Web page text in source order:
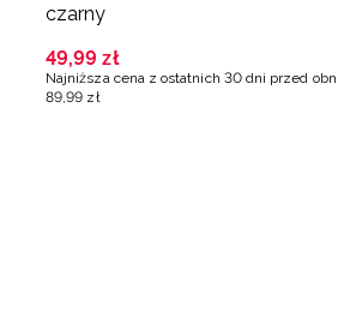
czarny
49,99 zł
Najniższa cena z ostatnich 30 dni przed
89,99 zł